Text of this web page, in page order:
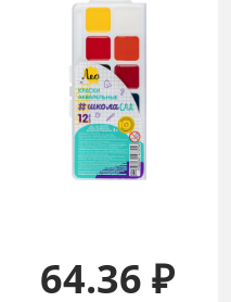
64.36 ₽